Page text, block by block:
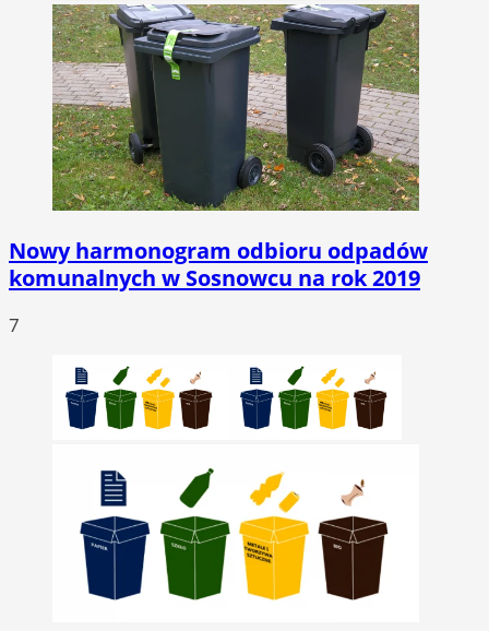
Nowy harmonogram odbioru odpadów
komunalnych w Sosnowcu na rok 2019
7